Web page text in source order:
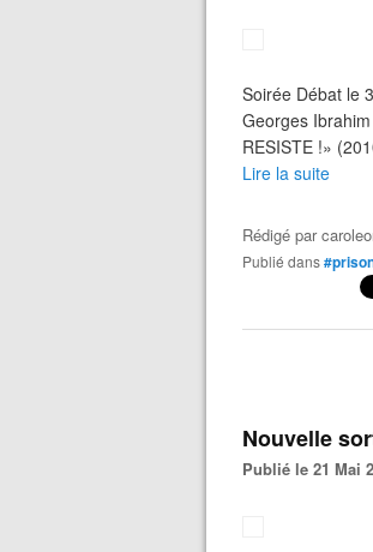
Soirée Débat le
Georges
RESISTE !»
Lire la suite
Rédigé par
Publié dans
Nouvelle
Publié le 21 Mai